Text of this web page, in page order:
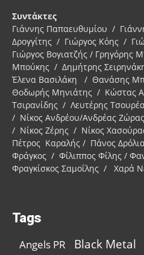
Συντάκτες
Γιάννης Παπαευθυμίου /
Δρογγίτης / Γιώργος Κόης /
Γιώργος Βογιατζής /
Μπούκης / Δημήτρης
Έλενα Βασιλάκη / Θανάσης
Θοδωρής Μηνιάτης / Κώστας
Τσιρανίδης / Λευτέρης
/ Νίκος Ανδρέου/Ανδρέας Ζώρας
/ Νίκος Ζέρης / Νίκος
Πέτρος Καραλής / Πάνος
Φράγκος / Φίλιππος Φίλης /
Φραγκίσκος Σαμοΐλης / Χαρά
Tags
Angels PR Black Metal